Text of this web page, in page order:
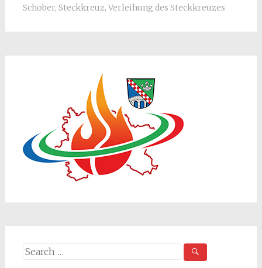
Schober, Steckkreuz, Verleihung des Steckkreuzes
Search